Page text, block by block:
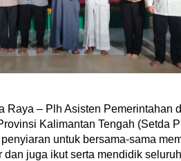
Raya – Plh Asisten Pemerintahan
Kalimantan Tengah (Setda
untuk bersama-sama
juga ikut serta mendidik